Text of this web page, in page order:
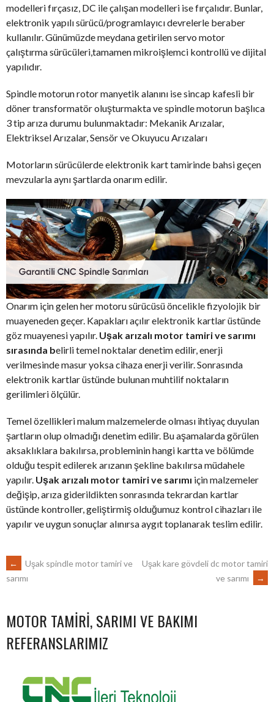
modelleri fırçasız, DC ile çalışan modelleri ise fırçalıdır. Bunlar,
elektronik yapılı sürücü/programlayıcı devrelerle beraber
kullanılır. Günümüzde meydana getirilen servo motor
çalıştırma sürücüleri,tamamen mikroişlemci kontrollü ve dijital
yapılıdır.
Spindle motorun rotor manyetik alanını ise sincap kafesli bir
döner transformatör oluşturmakta ve spindle motorun başlıca
3 tip arıza durumu bulunmaktadır: Mekanik Arızalar,
Elektriksel Arızalar, Sensör ve Okuyucu Arızaları
Motorların sürücülerde elektronik kart tamirinde bahsi geçen
mevzularla aynı şartlarda onarım edilir.
Onarım için gelen her motoru sürücüsü öncelikle fizyolojik bir
muayeneden geçer. Kapakları açılır elektronik kartlar üstünde
göz muayenesi yapılır. Uşak arızalı motor tamiri ve sarımı
sırasında belirli temel noktalar denetim edilir, enerji
verilmesinde masur yoksa cihaza enerji verilir. Sonrasında
elektronik kartlar üstünde bulunan muhtilif noktaların
gerilimleri ölçülür.
Temel özellikleri malum malzemelerde olması ihtiyaç duyulan
şartların olup olmadığı denetim edilir. Bu aşamalarda görülen
aksaklıklara bakılırsa, probleminin hangi kartta ve bölümde
olduğu tespit edilerek arızanın şekline bakılırsa müdahele
yapılır. Uşak arızalı motor tamiri ve sarımı için malzemeler
değişip, arıza giderildikten sonrasında tekrardan kartlar
üstünde kontroller, geliştirmiş olduğumuz kontrol cihazları ile
yapılır ve uygun sonuçlar alınırsa aygıt toplanarak teslim edilir.
POST
NAVIGATION
←
Uşak spindle motor tamiri ve
sarımı
Uşak kare gövdeli dc motor tamiri
ve sarımı
→
MOTOR TAMIRI, SARIMI VE BAKIMI
REFERANSLARIMIZ